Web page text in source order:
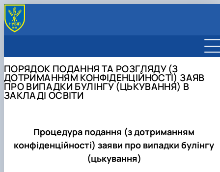
НОРМАТИВНІ ДОКУМЕНТИ
ПОРЯДОК ПОДАННЯ ТА РОЗГЛЯДУ (З
ДОТРИМАННЯМ КОНФІДЕНЦІЙНОСТІ) ЗАЯВ
ПРО ВИПАДКИ БУЛІНГУ (ЦЬКУВАННЯ) В
ЗАКЛАДІ ОСВІТИ
Процедура подання (з дотриманням
конфіденційності) заяви про випадки булінгу
(цькування)